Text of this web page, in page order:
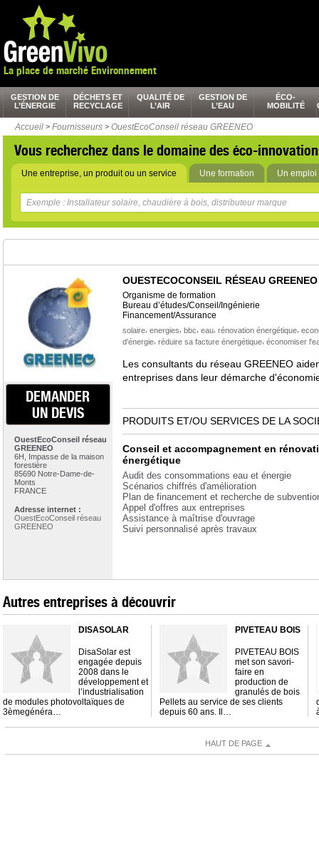
La place de marché Environnement
GESTION DE
L’ÉNERGIE
DÉCHETS ET
RECYCLAGE
QUALITÉ DE
L’AIR
GESTION DE
L’EAU
ÉCO-
MOBILITÉ
Accueil > Fournisseurs > OuestEcoConseil réseau GREENEO
Vous recherchez dans le domaine des éco-
Une entreprise, un produit ou un service Une formation Un emploi
DEMANDER
UN DEVIS
OuestEcoConseil réseau
GREENEO
6H, Impasse de la maison
forestière
85690 Notre-Dame-de-
Monts
FRANCE
Adresse internet :
OuestEcoConseil réseau
GREENEO
OUESTECOCONSEIL RÉSEAU GREENEO
Organisme de formation
Bureau d’études/Conseil/Ingénierie
Financement/Assurance
solaire, energies bbc eau, rénovation énergétique,
d'énergie, réduire sa facture énergétique, économiser
Les consultants du réseau GREENEO
entreprises dans leur démarche
PRODUITS ET/OU SERVICES DE LA
Conseil et accompagnement en
énergétique
Audit des consommations eau et énergie
Scénarios chiffrés d'amélioration
Plan de financement et recherche de
Appel d'offres aux entreprises
Assistance à maîtrise d'ouvrage
Suivi personnalisé après travaux
Autres entreprises à découvrir
DISASOLAR
DisaSolar est
engagée depuis
2008 dans le
développement et
l’industrialisation
de modules photovoltaïques de
3èmegénéra…
PIVETEAU BOIS
PIVETEAU BOIS
met son savori-
faire en
production de
granulés de bois
Pellets au service de ses clients
depuis 60 ans. Il…
HAUT DE PAGE